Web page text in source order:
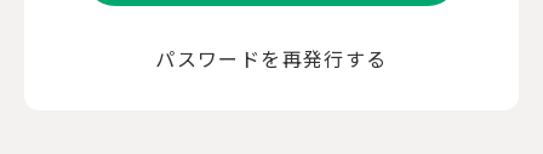
パスワードを再発行する